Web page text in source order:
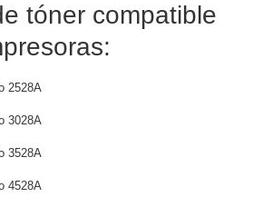
tóner compatible
2528A
3028A
3528A
4528A